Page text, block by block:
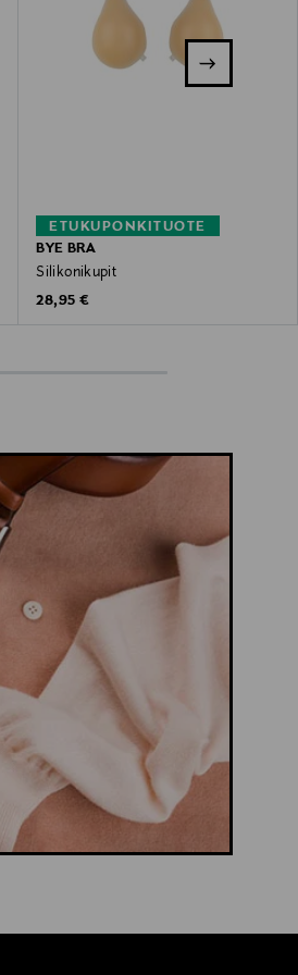
ETUKUPONKITUOTE
BYE BRA
Silikonikupit
Original Price
28,95 €